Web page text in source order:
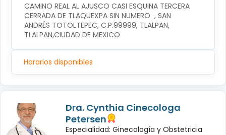
CAMINO REAL AL AJUSCO CASI ESQUINA TERCERA
CERRADA DE TLAQUEXPA SIN NUMERO  , SAN
ANDRÉS TOTOLTEPEC, C.P.99999, TLALPAN,
TLALPAN,CIUDAD DE MEXICO
Horarios disponibles
Dra. Cynthia Cinecologa
Petersen
Especialidad: Ginecología y Obstetricia